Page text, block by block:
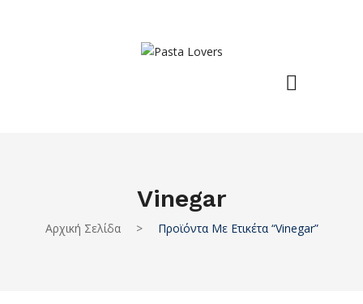
Vinegar
Αρχική Σελίδα > Προϊόντα Με Ετικέτα “vinegar”